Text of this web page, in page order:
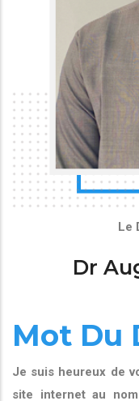
Le
Dr
Mot Du
Je suis heureux de
site internet au